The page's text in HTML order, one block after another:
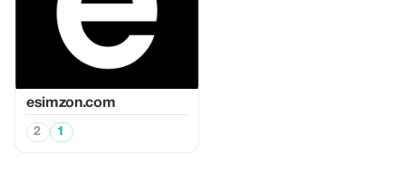
esimzon.com
2 1